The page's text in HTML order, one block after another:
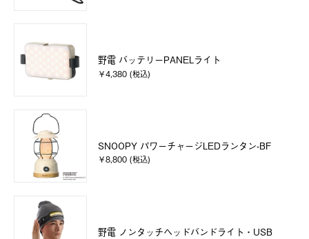
野電 バッテリーPANELライト
￥4,380 (税込)
SNOOPY パワーチャージLEDランタン-BF
￥8,800 (税込)
野電 ノンタッチヘッドバンドライト・USB